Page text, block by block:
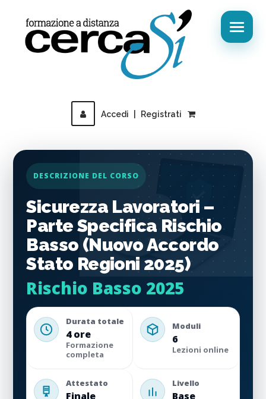
Accedi Registrati
DESCRIZIONE DEL CORSO
Sicurezza Lavoratori –
Parte Specifica Rischio
Basso (Nuovo Accordo
Stato Regioni 2025)
Rischio Basso 2025
Durata totale
4 ore
Formazione
completa
Moduli
6
Lezioni online
Attestato
Finale
Livello
Base